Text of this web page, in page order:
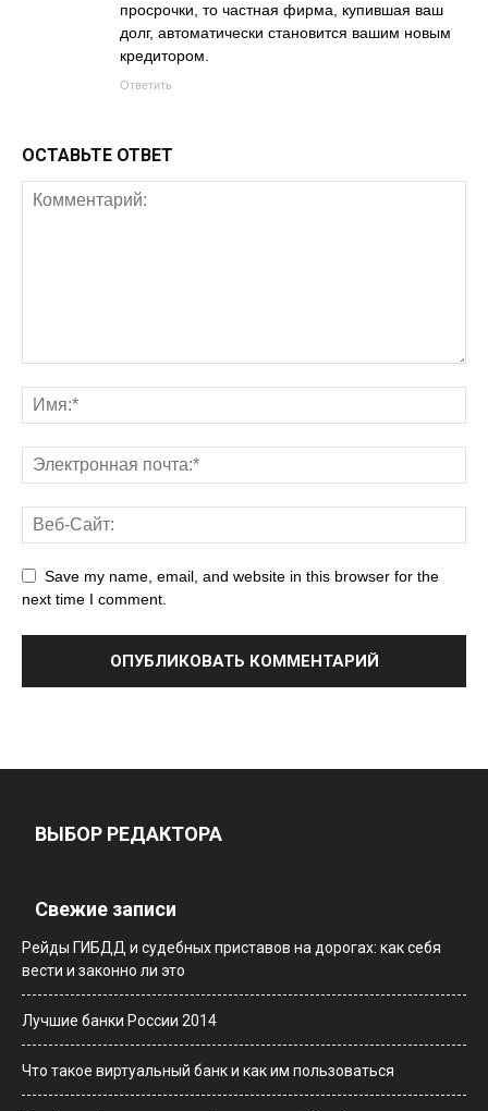
просрочки, то частная фирма, купившая ваш
долг, автоматически становится вашим новым
кредитором.
Ответить
ОСТАВЬТЕ ОТВЕТ
Save my name, email, and website in this browser for the
next time I comment.
ВЫБОР РЕДАКТОРА
Свежие записи
Рейды ГИБДД и судебных приставов на дорогах: как себя
вести и законно ли это
Лучшие банки России 2014
Что такое виртуальный банк и как им пользоваться